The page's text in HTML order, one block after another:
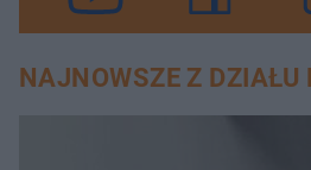
NAJNOWSZE Z DZIAŁU